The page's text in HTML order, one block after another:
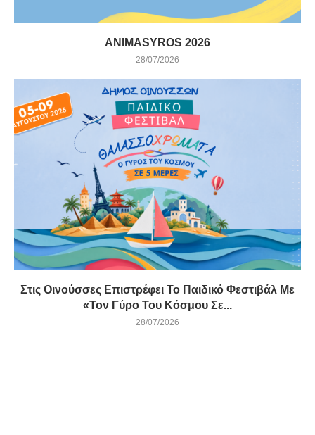
ANIMASYROS 2026
28/07/2026
Στις Οινούσσες Επιστρέφει Το Παιδικό Φεστιβάλ Με
«τον Γύρο Του Κόσμου Σε...
28/07/2026